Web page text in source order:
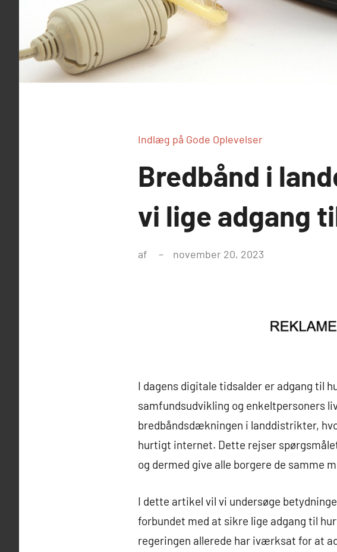
Indlæg på Gode Oplevelser
Bredbånd i
vi lige adgang
af november 20, 2023
I dagens digitale tidsalder er adgang til
samfundsudvikling og enkeltpersoners
bredbåndsdækningen i landdistrikter,
hurtigt internet. Dette rejser
og dermed give alle borgere de samme
I dette artikel vil vi undersøge
forbundet med at sikre lige adgang til
regeringen allerede har iværksat for at